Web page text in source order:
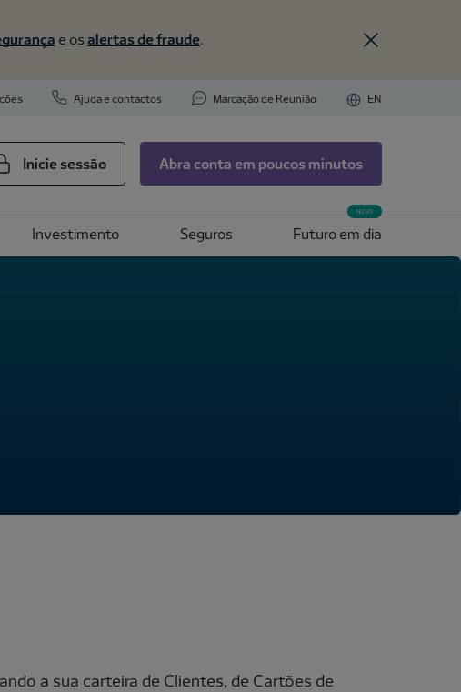
e os alertas de fraude
Ajuda e contactos Marcação de Reunião EN
Inicie sessão Abra conta em poucos minutos
Investimento Seguros Futuro em dia
NOVO
a sua carteira de Clientes, de Cartões de